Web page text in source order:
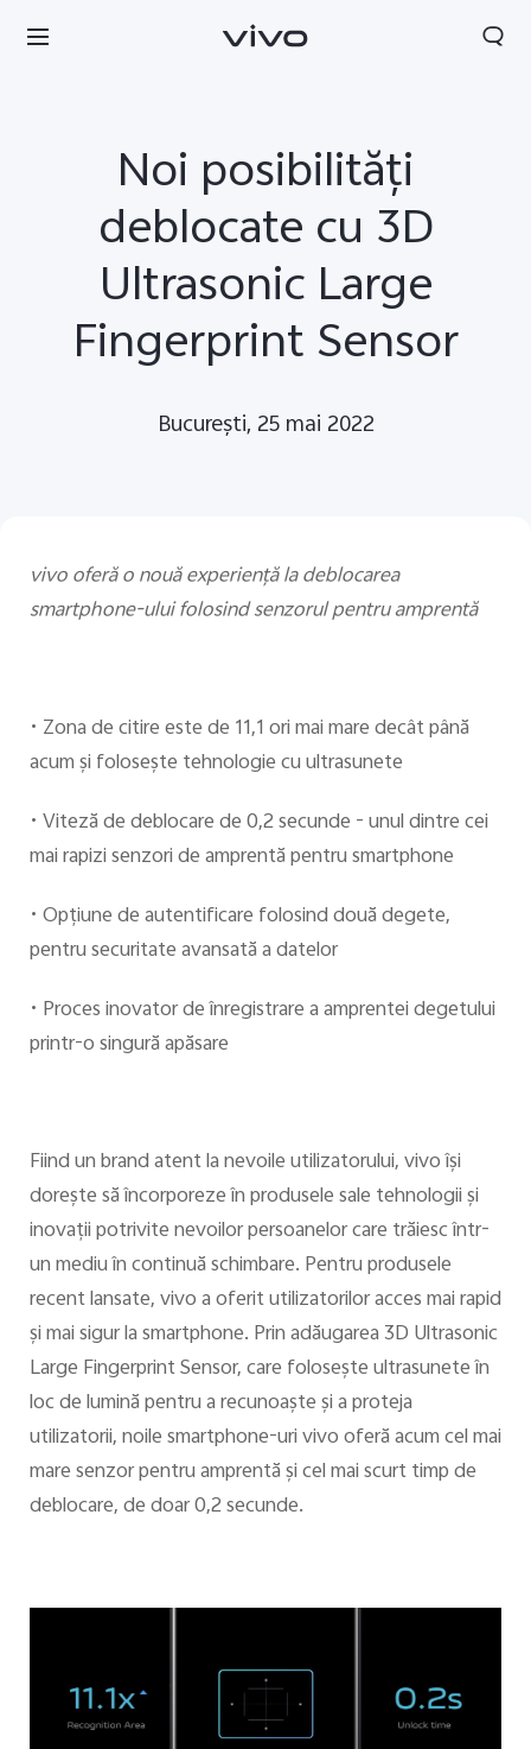
Noi posibilităţi
deblocate cu 3D
Ultrasonic Large
Fingerprint Sensor
Bucureşti, 25 mai 2022
vivo oferă o nouă experienţă la deblocarea
smartphone-ului folosind senzorul pentru amprentă
• Zona de citire este de 11,1 ori mai mare decât până
acum şi foloseşte tehnologie cu ultrasunete
• Viteză de deblocare de 0,2 secunde - unul dintre cei
mai rapizi senzori de amprentă pentru smartphone
• Opţiune de autentificare folosind două degete,
pentru securitate avansată a datelor
• Proces inovator de înregistrare a amprentei degetului
printr-o singură apăsare
Fiind un brand atent la nevoile utilizatorului, vivo îşi
doreşte să încorporeze în produsele sale tehnologii şi
inovaţii potrivite nevoilor persoanelor care trăiesc într-
un mediu în continuă schimbare. Pentru produsele
recent lansate, vivo a oferit utilizatorilor acces mai rapid
şi mai sigur la smartphone. Prin adăugarea 3D Ultrasonic
Large Fingerprint Sensor, care foloseşte ultrasunete în
loc de lumină pentru a recunoaşte şi a proteja
utilizatorii, noile smartphone-uri vivo oferă acum cel mai
mare senzor pentru amprentă şi cel mai scurt timp de
deblocare, de doar 0,2 secunde.